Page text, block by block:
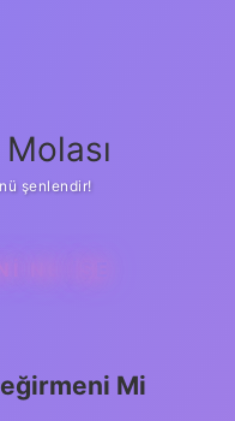
şenlendir!
NE IŞE
Mi